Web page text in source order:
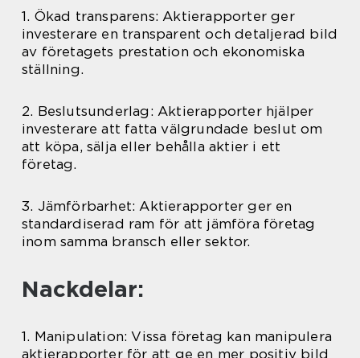
1. Ökad transparens: Aktierapporter ger
investerare en transparent och detaljerad bild
av företagets prestation och ekonomiska
ställning.
2. Beslutsunderlag: Aktierapporter hjälper
investerare att fatta välgrundade beslut om
att köpa, sälja eller behålla aktier i ett
företag.
3. Jämförbarhet: Aktierapporter ger en
standardiserad ram för att jämföra företag
inom samma bransch eller sektor.
Nackdelar:
1. Manipulation: Vissa företag kan manipulera
aktierapporter för att ge en mer positiv bild